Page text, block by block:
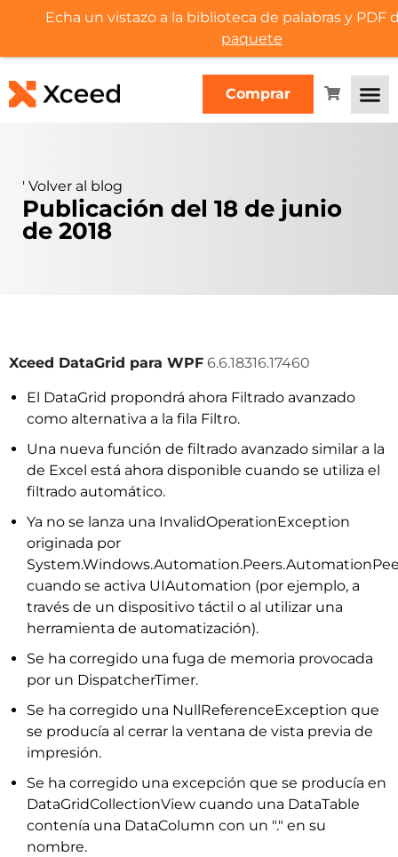
Comprar
' Volver al blog
Publicación del 18 de junio
de 2018
Xceed DataGrid para WPF 6.6.18316.17460
El DataGrid propondrá ahora Filtrado avanzado
como alternativa a la fila Filtro.
Una nueva función de filtrado avanzado similar a la
de Excel está ahora disponible cuando se utiliza el
filtrado automático.
Ya no se lanza una InvalidOperationException
originada por
cuando se activa UIAutomation (por ejemplo, a
través de un dispositivo táctil o al utilizar una
herramienta de automatización).
Se ha corregido una fuga de memoria provocada
por un DispatcherTimer.
Se ha corregido una NullReferenceException que
se producía al cerrar la ventana de vista previa de
impresión.
Se ha corregido una excepción que se producía en
DataGridCollectionView cuando una DataTable
contenía una DataColumn con un "." en su
nombre.
Echa un vistazo a la biblioteca de palabras y PDF
paquete